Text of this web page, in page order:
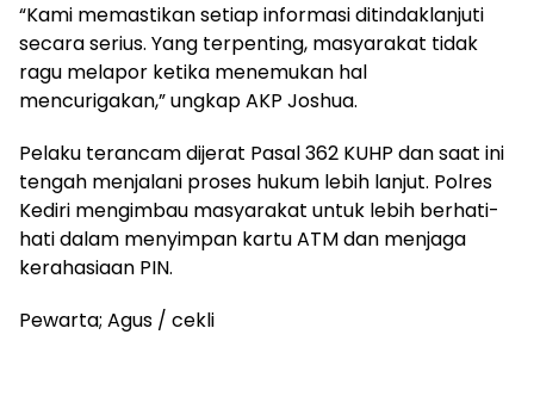
“Kami memastikan setiap informasi ditindaklanjuti
secara serius. Yang terpenting, masyarakat tidak
ragu melapor ketika menemukan hal
mencurigakan,” ungkap AKP Joshua.
Pelaku terancam dijerat Pasal 362 KUHP dan saat ini
tengah menjalani proses hukum lebih lanjut. Polres
Kediri mengimbau masyarakat untuk lebih berhati-
hati dalam menyimpan kartu ATM dan menjaga
kerahasiaan PIN.
Pewarta; Agus / cekli